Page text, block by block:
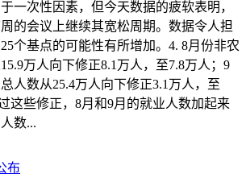
一次性因素，但今天数据的疲软表明，
的会议上继续其宽松周期。数据令人担
个基点的可能性有所增加。4. 8月份非农
万人向下修正8.1万人，至7.8万人；9
人数从25.4万人向下修正3.1万人，至
这些修正，8月和9月的就业人数加起来
数...
布